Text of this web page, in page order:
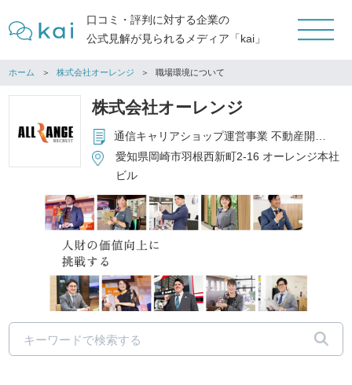
口コミ・評判に対する企業の
公式見解が見られるメディア「kai」
ホーム 株式会社オーレンジ 職場環境について
株式会社オーレンジ
通信キャリアショップ運営事業 不動産開発事業 再生可能エネルギー事業 レンタル倉庫事業 セルフエステ事業 コインパーキング事業
愛知県岡崎市羽根西新町2-16 オーレンジ本社
ビル